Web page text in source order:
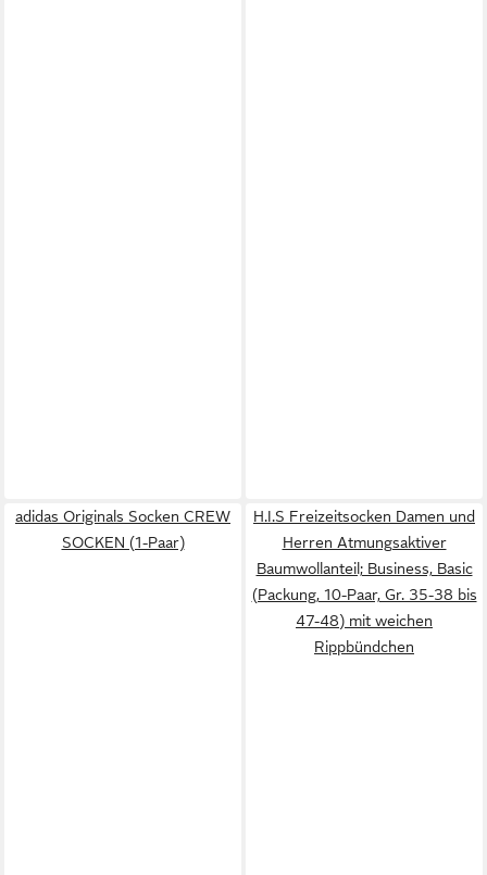
adidas Originals Socken CREW
SOCKEN (1-Paar)
H.I.S Freizeitsocken Damen und
Herren Atmungsaktiver
Baumwollanteil; Business, Basic
(Packung, 10-Paar, Gr. 35-38 bis
47-48) mit weichen
Rippbündchen